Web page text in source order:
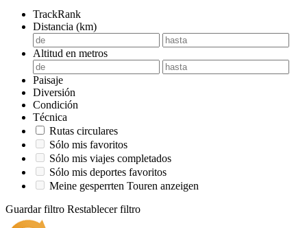
TrackRank
Distancia (km)
Altitud en metros
Paisaje
Diversión
Condición
Técnica
Rutas circulares
Sólo mis favoritos
Sólo mis viajes completados
Sólo mis deportes favoritos
Meine gesperrten Touren anzeigen
Guardar filtro Restablecer filtro